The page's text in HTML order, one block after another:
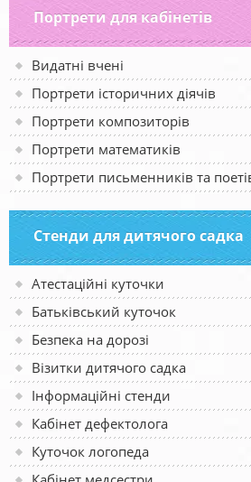
Портрети для кабінетів
Видатні вчені
Портрети історичних діячів
Портрети композиторів
Портрети математиків
Портрети письменників та
Стенди для дитячого садка
Атестаційні куточки
Батьківський куточок
Безпека на дорозі
Візитки дитячого садка
Інформаційні стенди
Кабінет дефектолога
Куточок логопеда